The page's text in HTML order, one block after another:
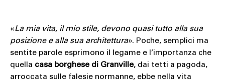
«La mia vita, il mio stile, devono quasi tutto alla sua
posizione e alla sua architettura». Poche, semplici ma
sentite parole esprimono il legame e l’importanza che
quella casa borghese di Granville, dai tetti a pagoda,
arroccata sulle falesie normanne, ebbe nella vita